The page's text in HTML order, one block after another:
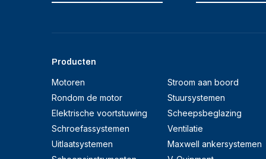
Producten
Motoren
Rondom de motor
Elektrische voortstuwing
Schroefassystemen
Uitlaatsystemen
Stroom aan boord
Stuursystemen
Scheepsbeglazing
Ventilatie
Maxwell ankersystemen